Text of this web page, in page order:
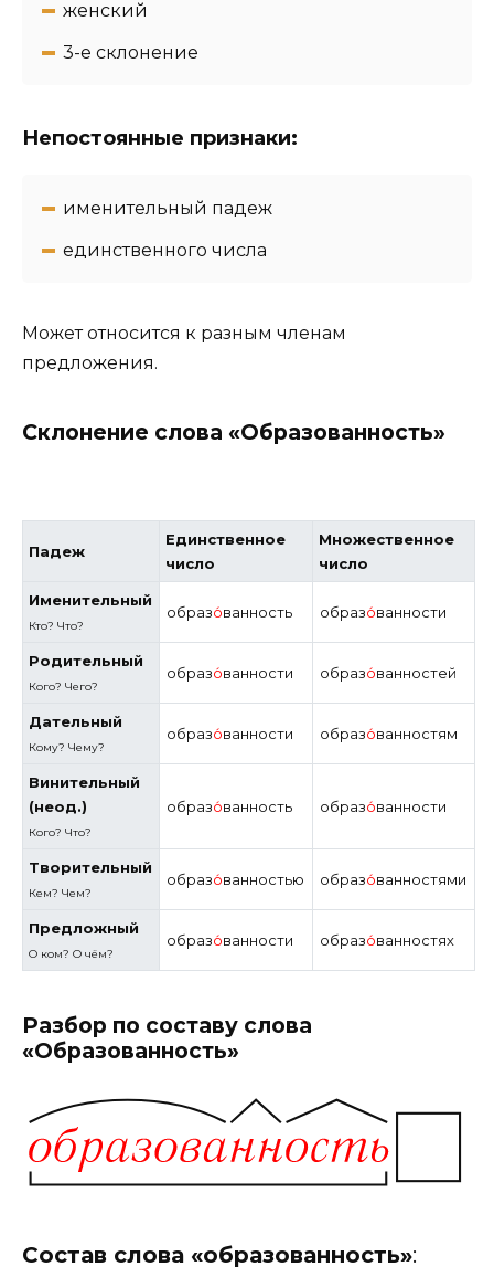
женский
3-e склонение
Непостоянные признаки:
именительный падеж
единственного числа
Может относится к разным членам
предложения.
Склонение слова «Образованность»
Падеж
Единственное
число
Множественное
число
Именительный
Кто? Что?
образо́ванность образо́ванности
Родительный
Кого? Чего?
образо́ванности образо́ванностей
Дательный
Кому? Чему?
образо́ванности образо́ванностям
Винительный
(неод.)
Кого? Что?
образо́ванность образо́ванности
Творительный
Кем? Чем?
образо́ванностью образо́ванностями
Предложный
О ком? О чём?
образо́ванности образо́ванностях
Разбор по составу слова
«Образованность»
Состав слова «образованность»: